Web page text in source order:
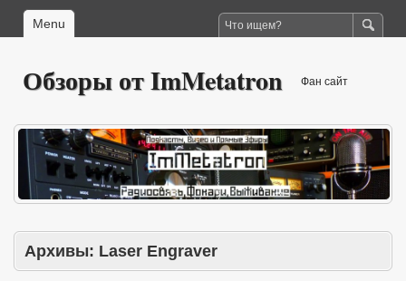
Menu
Обзоры от ImMetatron Фан сайт
Архивы: Laser Engraver